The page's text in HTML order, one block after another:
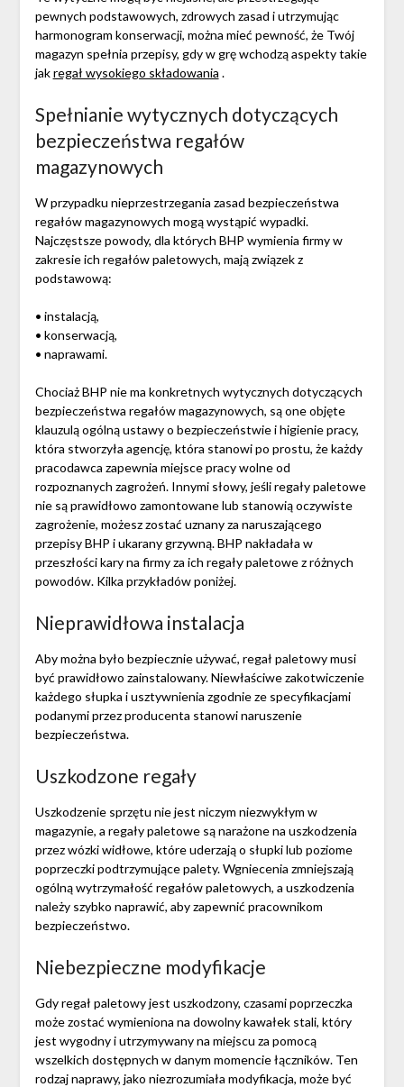
pewnych podstawowych, zdrowych zasad i utrzymując
harmonogram konserwacji, można mieć pewność, że Twój
magazyn spełnia przepisy, gdy w grę wchodzą aspekty takie
jakregał wysokiego składowania .
Spełnianie wytycznych dotyczących
bezpieczeństwa regałów
magazynowych
W przypadku nieprzestrzegania zasad bezpieczeństwa
regałów magazynowych mogą wystąpić wypadki.
Najczęstsze powody, dla których BHP wymienia firmy w
zakresie ich regałów paletowych, mają związek z
podstawową:
• instalacją,
• konserwacją,
• naprawami.
Chociaż BHP nie ma konkretnych wytycznych dotyczących
bezpieczeństwa regałów magazynowych, są one objęte
klauzulą ​​ogólną ustawy o bezpieczeństwie i higienie pracy,
która stworzyła agencję, która stanowi po prostu, że każdy
pracodawca zapewnia miejsce pracy wolne od
rozpoznanych zagrożeń. Innymi słowy, jeśli regały paletowe
nie są prawidłowo zamontowane lub stanowią oczywiste
zagrożenie, możesz zostać uznany za naruszającego
przepisy BHP i ukarany grzywną. BHP nakładała w
przeszłości kary na firmy za ich regały paletowe z różnych
powodów. Kilka przykładów poniżej.
Nieprawidłowa instalacja
Aby można było bezpiecznie używać, regał paletowy musi
być prawidłowo zainstalowany. Niewłaściwe zakotwiczenie
każdego słupka i usztywnienia zgodnie ze specyfikacjami
podanymi przez producenta stanowi naruszenie
bezpieczeństwa.
Uszkodzone regały
Uszkodzenie sprzętu nie jest niczym niezwykłym w
magazynie, a regały paletowe są narażone na uszkodzenia
przez wózki widłowe, które uderzają o słupki lub poziome
poprzeczki podtrzymujące palety. Wgniecenia zmniejszają
ogólną wytrzymałość regałów paletowych, a uszkodzenia
należy szybko naprawić, aby zapewnić pracownikom
bezpieczeństwo.
Niebezpieczne modyfikacje
Gdy regał paletowy jest uszkodzony, czasami poprzeczka
może zostać wymieniona na dowolny kawałek stali, który
jest wygodny i utrzymywany na miejscu za pomocą
wszelkich dostępnych w danym momencie łączników. Ten
rodzaj naprawy, jako niezrozumiała modyfikacja, może być